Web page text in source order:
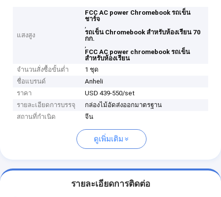
แสงสูง
FCC AC power Chromebook รถเข็น
ชาร์จ
,
รถเข็น Chromebook สำหรับห้องเรียน 70
กก.
,
FCC AC power chromebook รถเข็น
สำหรับห้องเรียน
จำนวนสั่งซื้อขั้นต่ำ
1 ชุด
ชื่อแบรนด์
Anheli
ราคา
USD 439-550/set
รายละเอียดการบรรจุ
กล่องไม้อัดส่งออกมาตรฐาน
สถานที่กำเนิด
จีน
ดูเพิ่มเติม
รายละเอียดการติดต่อ